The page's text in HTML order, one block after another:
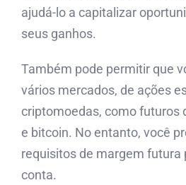
ajudá-lo a capitalizar
seus ganhos.
Também pode permitir que
vários mercados, de ações
criptomoedas, como futuros
e bitcoin. No entanto, você
requisitos de margem futura
conta.